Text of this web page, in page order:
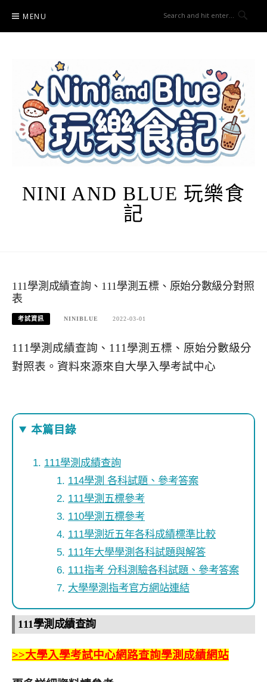
content
MENU
NINI AND BLUE 玩樂食
記
111學測成績查詢、111學測五標、原始分數級分對照
表
考試資訊 NINIBLUE 2022-03-01
111學測成績查詢、111學測五標、原始分數級分
對照表。資料來源來自大學入學考試中心
本篇目錄
111學測成績查詢
114學測 各科試題、參考答案
111學測五標參考
110學測五標參考
111學測近五年各科成績標準比較
111年大學學測各科試題與解答
111指考 分科測驗各科試題、參考答案
大學學測指考官方網站連結
111學測成績查詢
>>大學入學考試中心網路查詢學測成績網站